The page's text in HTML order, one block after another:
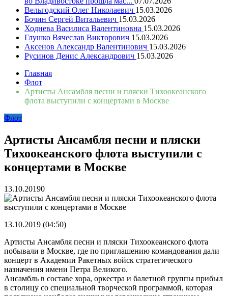
Вельгодский Олег Николаевич 15.03.2026
Бочин Сергей Витальевич 15.03.2026
Ходнева Василиса Валентиновна 15.03.2026
Глушко Вячеслав Викторович 15.03.2026
Аксенов Александр Валентинович 15.03.2026
Русинов Денис Александрович 15.03.2026
Главная
Флот
Артисты Ансамбля песни и пляски Тихоокеанского
флота выступили с концертами в Москве
Флот
Артисты Ансамбля песни и пляски
Тихоокеанского флота выступили с
концертами в Москве
13.10.20190
13.10.2019 (04:50)
Артисты Ансамбля песни и пляски Тихоокеанского флота
побывали в Москве, где по приглашению командования дали
концерт в Академии Ракетных войск стратегического
назначения имени Петра Великого.
Ансамбль в составе хора, оркестра и балетной группы прибыл
в столицу со специальной творческой программой, которая